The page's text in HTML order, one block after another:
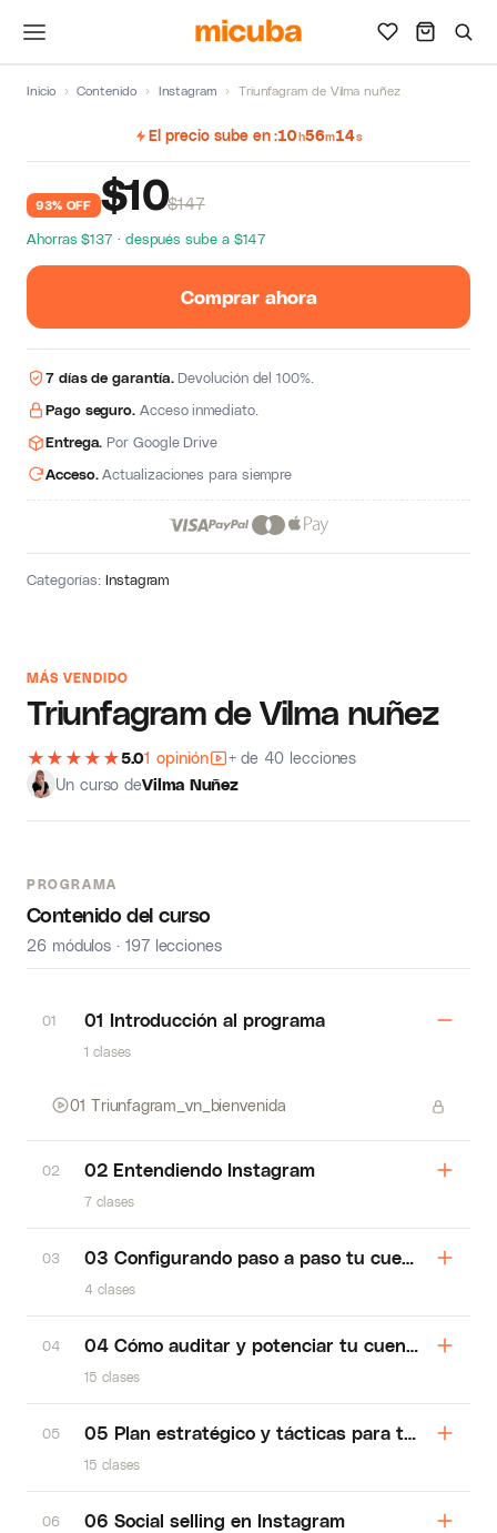
Inicio › Contenido › Instagram › Triunfagram de Vilma nuñez
MÁS VENDIDO
Triunfagram de Vilma nuñez
★ ★ ★ ★ ★5.01 opinión
+ de 40 lecciones
Un curso deVilma Nuñez
PROGRAMA
Contenido del curso
26 módulos · 197 lecciones
01 01 Introducción al programa
1 clases
01 Triunfagram_vn_bienvenida
02 02 Entendiendo Instagram
7 clases
03 03 Configurando paso a paso tu cuenta de
4 clases
04 04 Cómo auditar y potenciar tu cuenta de
15 clases
05 05 Plan estratégico y tácticas para tu perfil en
15 clases
06 06 Social selling en Instagram
El precio sube en 10h56m14s
93% OFF $10$147
Ahorras $137 · después sube a $147
Comprar ahora
7 días de garantía.Devolución del 100%.
Pago seguro. Acceso inmediato.
Entrega. Por Google Drive
Acceso.Actualizaciones para siempre
Categorías:Instagram